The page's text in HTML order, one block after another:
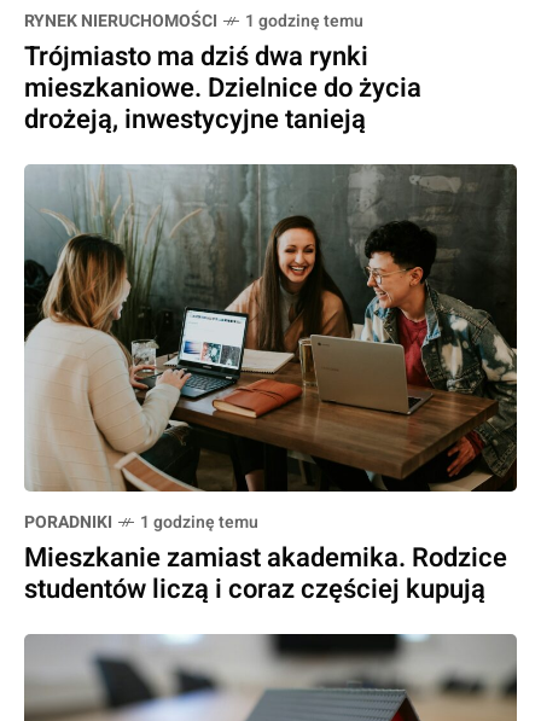
RYNEK NIERUCHOMOŚCI 1 godzinę temu
Trójmiasto ma dziś dwa rynki
mieszkaniowe. Dzielnice do życia
drożeją, inwestycyjne tanieją
PORADNIKI 1 godzinę temu
Mieszkanie zamiast akademika. Rodzice
studentów liczą i coraz częściej kupują